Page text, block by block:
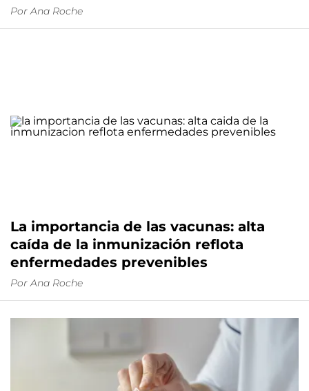
Por Ana Roche
La importancia de las vacunas: alta
caída de la inmunización reflota
enfermedades prevenibles
Por Ana Roche